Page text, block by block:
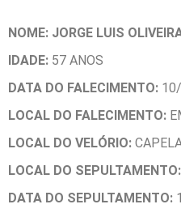
NOME: JORGE LUIS
IDADE: 57 ANOS
DATA DO FALECIMENTO:
LOCAL DO FALECIMENTO:
LOCAL DO VELÓRIO:
LOCAL DO SEPULTAMENTO:
DATA DO SEPULTAMENTO: